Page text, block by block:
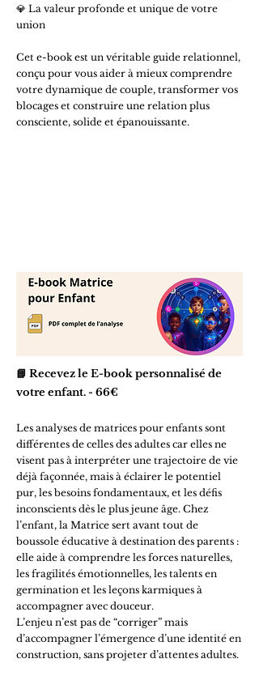
💎 La valeur profonde et unique de votre
union
Cet e-book est un véritable guide relationnel,
conçu pour vous aider à mieux comprendre
votre dynamique de couple, transformer vos
blocages et construire une relation plus
consciente, solide et épanouissante.
📘 Recevez le E-book personnalisé de
votre enfant. - 66€
Les analyses de matrices pour enfants sont
différentes de celles des adultes car elles ne
visent pas à interpréter une trajectoire de vie
déjà façonnée, mais à éclairer le potentiel
pur, les besoins fondamentaux, et les défis
inconscients dès le plus jeune âge. Chez
l’enfant, la Matrice sert avant tout de
boussole éducative à destination des parents :
elle aide à comprendre les forces naturelles,
les fragilités émotionnelles, les talents en
germination et les leçons karmiques à
accompagner avec douceur.
L’enjeu n’est pas de “corriger” mais
d’accompagner l’émergence d’une identité en
construction, sans projeter d’attentes adultes.